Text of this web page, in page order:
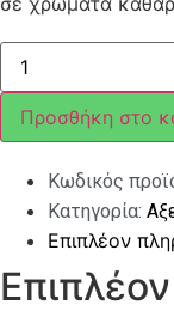
ΠΑΡΜΠΡΙΖ
ERMAX
SPORT
MP3
BUSS/SPORT/
LIGHT
ποσότητα
Προσθήκη στο
Κωδικός
Κατηγορία:
Επιπλέον